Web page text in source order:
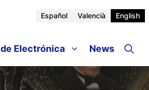
Español Valencià English
Electrónica News